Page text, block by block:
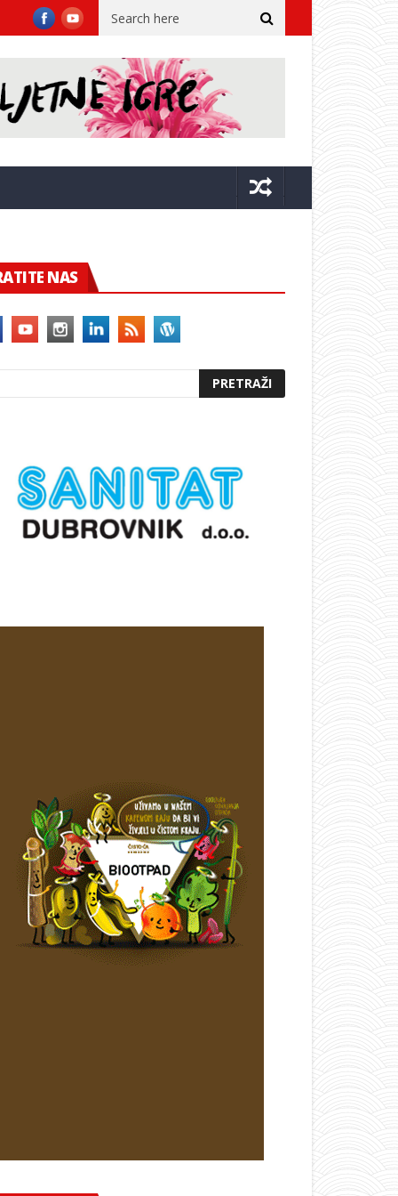
stiže u Posat Održana Vinska noć u Blatu: Predstavilo se više
NAS